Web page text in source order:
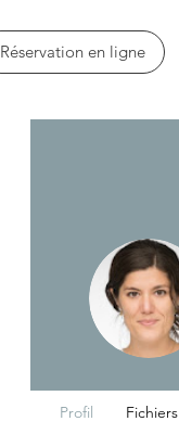
Réservation en ligne
Profil Fichiers